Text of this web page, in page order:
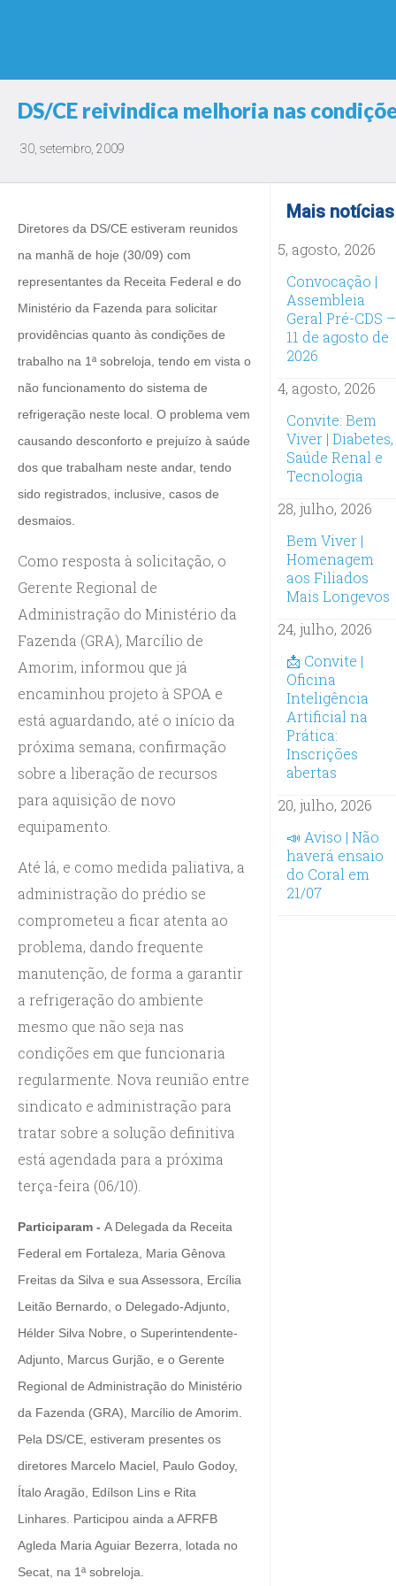
DS/CE reivindica melhoria nas
30, setembro, 2009
Diretores da DS/CE estiveram reunidos
na manhã de hoje (30/09) com
representantes da Receita Federal e do
Ministério da Fazenda para solicitar
providências quanto às condições de
trabalho na 1ª sobreloja, tendo em vista o
não funcionamento do sistema de
refrigeração neste local. O problema vem
causando desconforto e prejuízo à saúde
dos que trabalham neste andar, tendo
sido registrados, inclusive, casos de
desmaios.
Como resposta à solicitação, o
Gerente Regional de
Administração do Ministério da
Fazenda (GRA), Marcílio de
Amorim, informou que já
encaminhou projeto à SPOA e
está aguardando, até o início da
próxima semana, confirmação
sobre a liberação de recursos
para aquisição de novo
equipamento.
Até lá, e como medida paliativa, a
administração do prédio se
comprometeu a ficar atenta ao
problema, dando frequente
manutenção, de forma a garantir
a refrigeração do ambiente
mesmo que não seja nas
condições em que funcionaria
regularmente. Nova reunião entre
sindicato e administração para
tratar sobre a solução definitiva
está agendada para a próxima
terça-feira (06/10).
Participaram - A Delegada da Receita
Federal em Fortaleza, Maria Gênova
Freitas da Silva e sua Assessora, Ercília
Leitão Bernardo, o Delegado-Adjunto,
Hélder Silva Nobre, o Superintendente-
Adjunto, Marcus Gurjão, e o Gerente
Regional de Administração do Ministério
da Fazenda (GRA), Marcílio de Amorim.
Pela DS/CE, estiveram presentes os
diretores Marcelo Maciel, Paulo Godoy,
Ítalo Aragão, Edílson Lins e Rita
Linhares. Participou ainda a AFRFB
Agleda Maria Aguiar Bezerra, lotada no
Secat, na 1ª sobreloja.
Mais notícias
5, agosto, 2026
Convocação |
Assembleia
Geral Pré-CDS –
11 de agosto de
2026
4, agosto, 2026
Convite: Bem
Viver | Diabetes,
Saúde Renal e
Tecnologia
28, julho, 2026
Bem Viver |
Homenagem
aos Filiados
Mais Longevos
24, julho, 2026
📩 Convite |
Oficina
Inteligência
Artificial na
Prática:
Inscrições
abertas
20, julho, 2026
📣 Aviso | Não
haverá ensaio
do Coral em
21/07